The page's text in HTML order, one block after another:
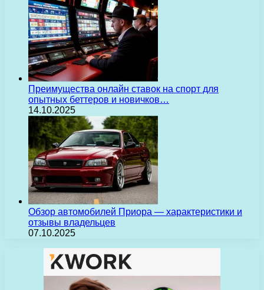
Преимущества онлайн ставок на спорт для
опытных беттеров и новичков…
14.10.2025
Обзор автомобилей Приора — характеристики и
отзывы владельцев
07.10.2025